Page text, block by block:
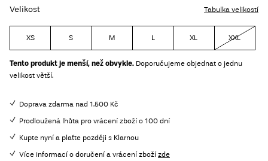
Velikost Tabulka velikostí
XS S M L XL XXL
Tento produkt je menší, než obvykle. Doporučujeme objednat o jednu
velikost větší.
Doprava zdarma nad 1.500 Kč
Prodloužená lhůta pro vrácení zboží o 100 dní
Kupte nyní a plaťte později s Klarnou
Více informací o doručení a vrácení zboží zde